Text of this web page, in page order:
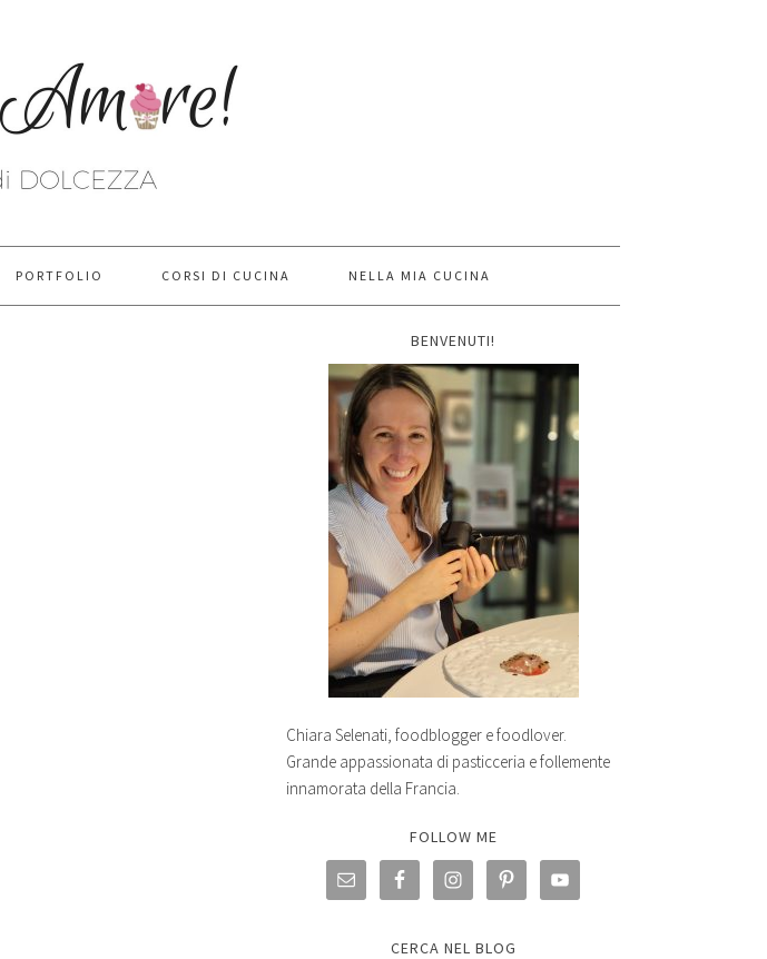
PORTFOLIO CORSI DI CUCINA NELLA MIA CUCINA
BENVENUTI!
Chiara Selenati, foodblogger e foodlover.
Grande appassionata di pasticceria e follemente
innamorata della Francia.
FOLLOW ME
CERCA NEL BLOG